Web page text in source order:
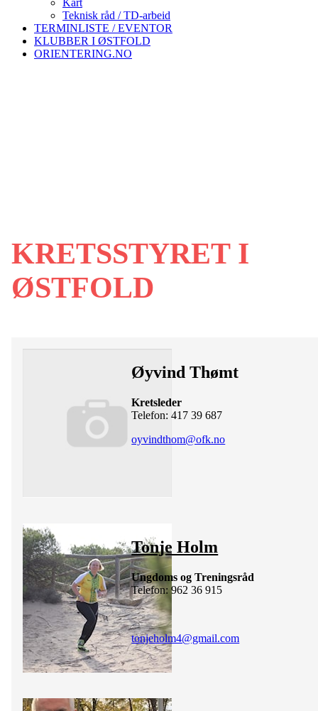
Kart
Teknisk råd / TD-arbeid
TERMINLISTE / EVENTOR
KLUBBER I ØSTFOLD
ORIENTERING.NO
KRETSSTYRET I
ØSTFOLD
Øyvind Thømt
Kretsleder
Telefon: 417 39 687
oyvindthom@ofk.no
Tonje Holm
Ungdoms og Treningsråd
Telefon: 962 36 915
tonjeholm4@gmail.com